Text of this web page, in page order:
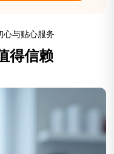
心与贴心服务
得信赖